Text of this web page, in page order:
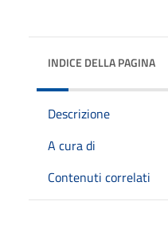
INDICE DELLA PAGINA
Descrizione
A cura di
Contenuti correlati